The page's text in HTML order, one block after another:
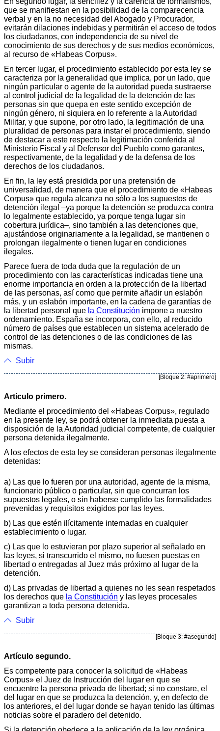
que se manifiestan en la posibilidad de la comparecencia
verbal y en la no necesidad del Abogado y Procurador,
evitarán dilaciones indebidas y permitirán el acceso de todos
los ciudadanos, con independencia de su nivel de
conocimiento de sus derechos y de sus medios económicos,
al recurso de «Habeas Corpus».
En tercer lugar, el procedimiento establecido por esta ley se
caracteriza por la generalidad que implica, por un lado, que
ningún particular o agente de la autoridad pueda sustraerse
al control judicial de la legalidad de la detención de las
personas sin que quepa en este sentido excepción de
ningún género, ni siquiera en lo referente a la Autoridad
Militar, y que supone, por otro lado, la legitimación de una
pluralidad de personas para instar el procedimiento, siendo
de destacar a este respecto la legitimación conferida al
Ministerio Fiscal y al Defensor del Pueblo como garantes,
respectivamente, de la legalidad y de la defensa de los
derechos de los ciudadanos.
En fin, la ley está presidida por una pretensión de
universalidad, de manera que el procedimiento de «Habeas
Corpus» que regula alcanza no sólo a los supuestos de
detención ilegal –ya porque la detención se produzca contra
lo legalmente establecido, ya porque tenga lugar sin
cobertura jurídica–, sino también a las detenciones que,
ajustándose originariamente a la legalidad, se mantienen o
prolongan ilegalmente o tienen lugar en condiciones
ilegales.
Parece fuera de toda duda que la regulación de un
procedimiento con las características indicadas tiene una
enorme importancia en orden a la protección de la libertad
de las personas, así como que permite añadir un eslabón
más, y un eslabón importante, en la cadena de garantías de
la libertad personal que la Constitución impone a nuestro
ordenamiento. España se incorpora, con ello, al reducido
número de países que establecen un sistema acelerado de
control de las detenciones o de las condiciones de las
mismas.
Subir
[Bloque 2: #aprimero]
Artículo primero.
Mediante el procedimiento del «Habeas Corpus», regulado
en la presente ley, se podrá obtener la inmediata puesta a
disposición de la Autoridad judicial competente, de cualquier
persona detenida ilegalmente.
A los efectos de esta ley se consideran personas ilegalmente
detenidas:
a) Las que lo fueren por una autoridad, agente de la misma,
funcionario público o particular, sin que concurran los
supuestos legales, o sin haberse cumplido las formalidades
prevenidas y requisitos exigidos por las leyes.
b) Las que estén ilícitamente internadas en cualquier
establecimiento o lugar.
c) Las que lo estuvieran por plazo superior al señalado en
las leyes, si transcurrido el mismo, no fuesen puestas en
libertad o entregadas al Juez más próximo al lugar de la
detención.
d) Las privadas de libertad a quienes no les sean respetados
los derechos que la Constitución y las leyes procesales
garantizan a toda persona detenida.
Subir
[Bloque 3: #asegundo]
Artículo segundo.
Es competente para conocer la solicitud de «Habeas
Corpus» el Juez de Instrucción del lugar en que se
encuentre la persona privada de libertad; si no constare, el
del lugar en que se produzca la detención, y, en defecto de
los anteriores, el del lugar donde se hayan tenido las últimas
noticias sobre el paradero del detenido.